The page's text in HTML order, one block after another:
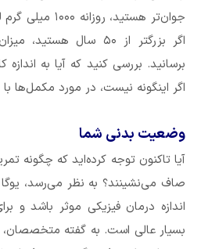
جوان‌تر هستید،
برسانید. بررسی کنید که آیا به
اگر اینگونه نیست، در مورد
وضعیت بدنی شما
آیا تاکنون توجه کرده‌اید که چگونه
صاف می‌نشینند؟ به نظر می‌رسد،
اندازه درمان فیزیکی موثر باشد و
بسیار عالی است. به گفته متخصصان،